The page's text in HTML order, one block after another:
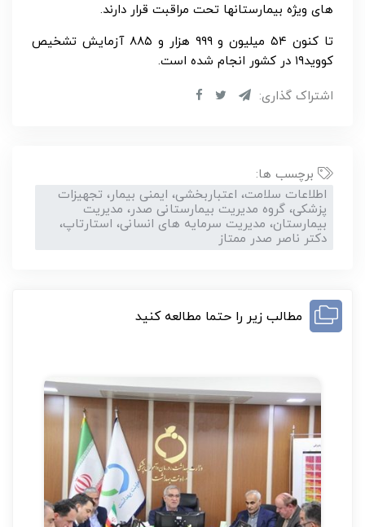
های ویژه بیمارستانها تحت مراقبت قرار دارند.
تا کنون ۵۴ میلیون و ۹۹۹ هزار و ۸۸۵ آزمایش تشخیص
کووید۱۹ در کشور انجام شده است.
اشتراک گذاری:
برچسب ها:
اطلاعات سلامت، اعتباربخشی، ایمنی بیمار، تجهیزات
پزشکی، گروه مدیریت بیمارستانی صدر، مدیریت
بیمارستان، مدیریت سرمایه های انسانی، استارتاپ،
دکتر ناصر صدر ممتاز
مطالب زیر را حتما مطالعه کنید